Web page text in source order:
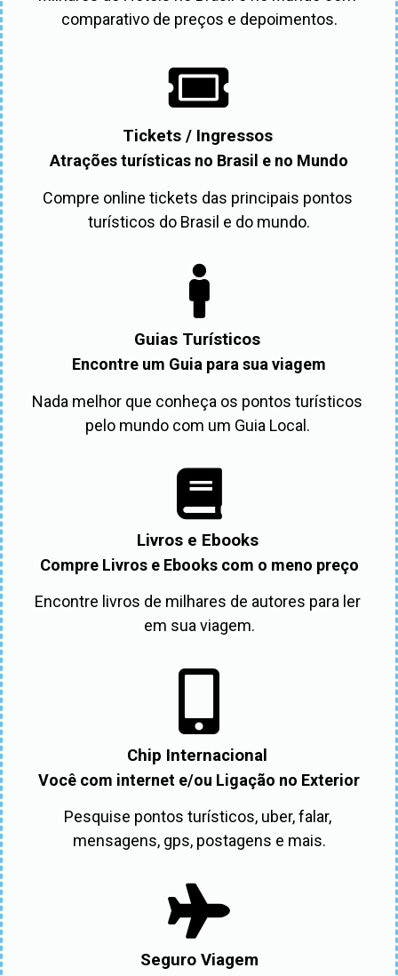
comparativo de preços e depoimentos.
Tickets / Ingressos
Atrações turísticas no Brasil e no Mundo
Compre online tickets das principais pontos
turísticos do Brasil e do mundo.
Guias Turísticos
Encontre um Guia para sua viagem
Nada melhor que conheça os pontos turísticos
pelo mundo com um Guia Local.
Livros e Ebooks
Compre Livros e Ebooks com o meno preço
Encontre livros de milhares de autores para ler
em sua viagem.
Chip Internacional
Você com internet e/ou Ligação no Exterior
Pesquise pontos turísticos, uber, falar,
mensagens, gps, postagens e mais.
Seguro Viagem